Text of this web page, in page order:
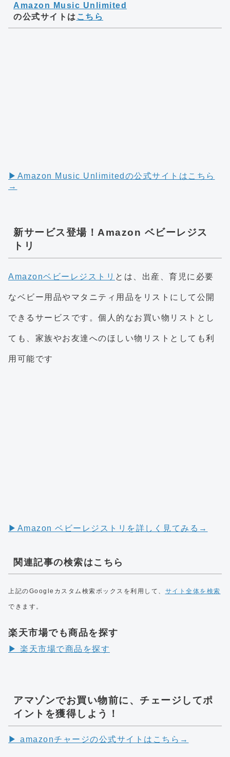
Amazon Music Unlimited
の公式サイトは こちら
▶︎Amazon Music Unlimitedの公式サイトはこちら
→
新サービス登場！Amazon ベビーレジス
トリ
Amazonベビーレジストリ とは、出産、育児に必要
なベビー用品やマタニティ用品をリストにして公開
できるサービスです。個人的なお買い物リストとし
ても、家族やお友達へのほしい物リストとしても利
用可能です
▶︎Amazon ベビーレジストリを詳しく見てみる→
関連記事の検索はこちら
上記のGoogleカスタム検索ボックスを利用して、 サイト全体を検索
できます。
楽天市場でも商品を探す
▶︎ 楽天市場で商品を探す
アマゾンでお買い物前に、チェージしてポ
イントを獲得しよう！
▶︎ amazonチャージの公式サイトはこちら→